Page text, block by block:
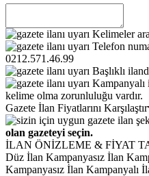
Kelimeler
Telefon
0212.571.46.99
Başlıklı
kelime olma zorunluluğu vardır.
Gazete İlan Fiyatlarını Karşılaştır
olan gazeteyi seçin.
İLAN ÖNİZLEME & FİYAT
Düz İlan Kampanyasız İlan
Kampanyasız İlan Kampanyalı